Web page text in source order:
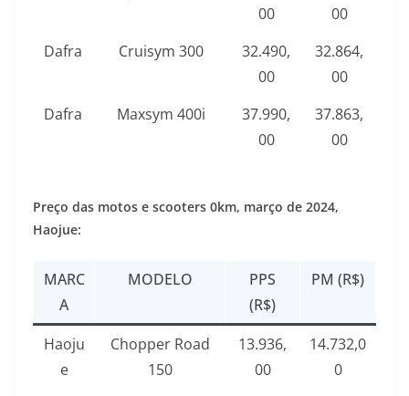
00
00
Dafra
Cruisym 300
32.490,
00
32.864,
00
Dafra
Maxsym 400i
37.990,
00
37.863,
00
Preço das motos e scooters 0km, março de 2024,
Haojue:
MARC
A
MODELO
PPS
(R$)
PM (R$)
Haoju
e
Chopper Road
150
13.936,
00
14.732,0
0